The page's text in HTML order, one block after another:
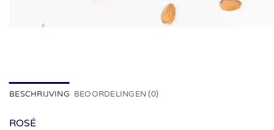
BESCHRIJVING BEOORDELINGEN (0)
ROSÉ